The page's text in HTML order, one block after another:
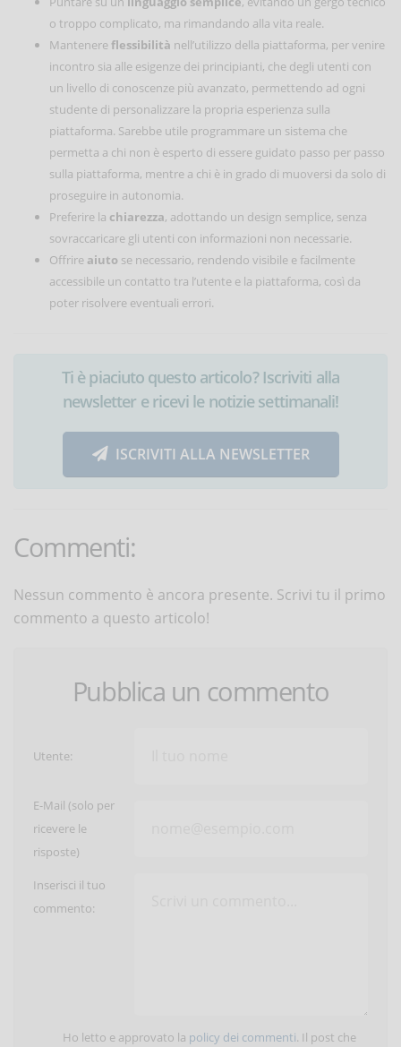
o troppo complicato, ma rimandando alla vita reale.
Mantenere flessibilità nell’utilizzo della piattaforma, per venire
incontro sia alle esigenze dei principianti, che degli utenti con
un livello di conoscenze più avanzato, permettendo ad ogni
studente di personalizzare la propria esperienza sulla
piattaforma. Sarebbe utile programmare un sistema che
permetta a chi non è esperto di essere guidato passo per passo
sulla piattaforma, mentre a chi è in grado di muoversi da solo di
proseguire in autonomia.
Preferire la chiarezza, adottando un design semplice, senza
sovraccaricare gli utenti con informazioni non necessarie.
Offrire aiuto se necessario, rendendo visibile e facilmente
accessibile un contatto tra l’utente e la piattaforma, così da
poter risolvere eventuali errori.
Ti è piaciuto questo articolo? Iscriviti alla
newsletter e ricevi le notizie settimanali!
ISCRIVITI ALLA NEWSLETTER
Commenti:
Nessun commento è ancora presente. Scrivi tu il primo
commento a questo articolo!
Pubblica un commento
Utente:
E-Mail (solo per
ricevere le
risposte)
Inserisci il tuo
commento:
Ho letto e approvato la policy dei commenti. Il post che